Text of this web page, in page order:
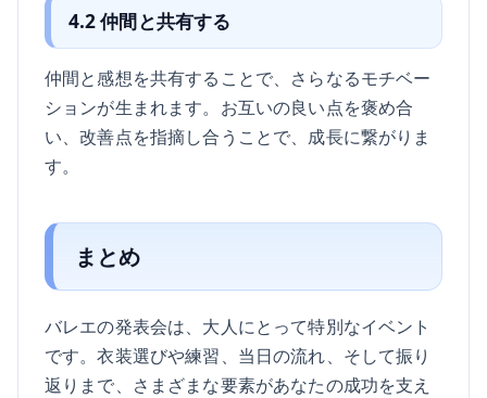
4.2 仲間と共有する
仲間と感想を共有することで、さらなるモチベー
ションが生まれます。お互いの良い点を褒め合
い、改善点を指摘し合うことで、成長に繋がりま
す。
まとめ
バレエの発表会は、大人にとって特別なイベント
です。衣装選びや練習、当日の流れ、そして振り
返りまで、さまざまな要素があなたの成功を支え